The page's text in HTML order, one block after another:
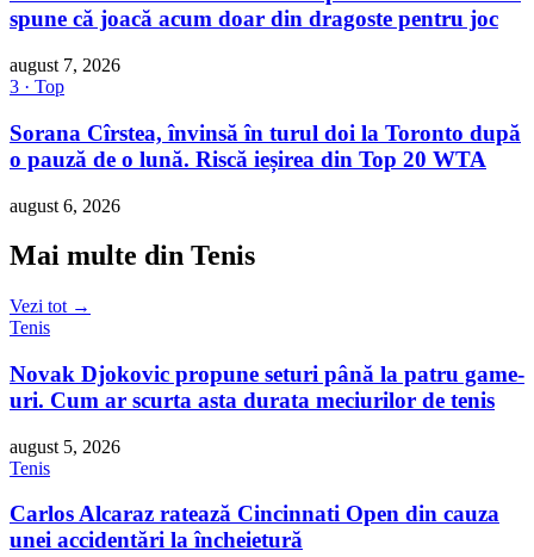
spune că joacă acum doar din dragoste pentru joc
august 7, 2026
3 · Top
Sorana Cîrstea, învinsă în turul doi la Toronto după
o pauză de o lună. Riscă ieșirea din Top 20 WTA
august 6, 2026
Mai multe din Tenis
Vezi tot →
Tenis
Novak Djokovic propune seturi până la patru game-
uri. Cum ar scurta asta durata meciurilor de tenis
august 5, 2026
Tenis
Carlos Alcaraz ratează Cincinnati Open din cauza
unei accidentări la încheietură